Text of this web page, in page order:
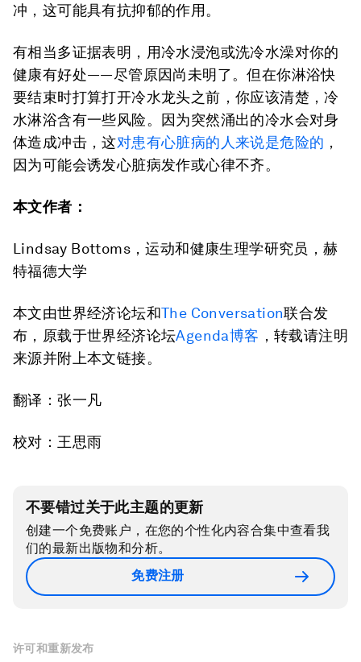
冲，这可能具有抗抑郁的作用。
有相当多证据表明，用冷水浸泡或洗冷水澡对你的
健康有好处——尽管原因尚未明了。但在你淋浴快
要结束时打算打开冷水龙头之前，你应该清楚，冷
水淋浴含有一些风险。因为突然涌出的冷水会对身
体造成冲击，这对患有心脏病的人来说是危险的 ，
因为可能会诱发心脏病发作或心律不齐。
本文作者：
Lindsay Bottoms，运动和健康生理学研究员，赫
特福德大学
本文由世界经济论坛和The Conversation联合发
布，原载于世界经济论坛Agenda博客 ，转载请注明
来源并附上本文链接。
翻译：张一凡
校对：王思雨
不要错过关于此主题的更新
创建一个免费账户，在您的个性化内容合集中查看我
们的最新出版物和分析。
免费注册
许可和重新发布